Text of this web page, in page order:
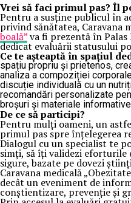
Vrei să faci primul pas? Îl
Pentru a susține publicul în
privind sănătatea, Caravana
boală”va fi prezentă în Palas
dedicat evaluării statusului
Ce te așteaptă în spațiul
spațiu propriu și prietenos,
analiza a compoziției
discuție individuală cu un
recomandări personalizate
broșuri și materiale
De ce să participi?
Pentru mulți oameni, un
primul pas spre înțelegerea
Dialogul cu un specialist te
simți, să îți validezi eforturile
sigure, bazate pe dovezi
Caravana medicală
decât un eveniment de
conștientizare, prevenție și